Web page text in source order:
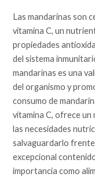
Las mandarinas son
vitamina C, un
propiedades
del sistema
mandarinas es una
del organismo y
consumo de
vitamina C, ofrece
las necesidades
salvaguardarlo frente
excepcional
importancia como